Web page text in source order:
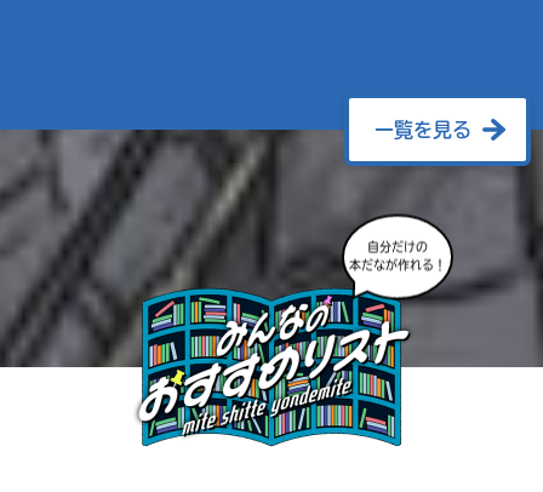
一覧を見る
自分だけの
本だなが作れる！